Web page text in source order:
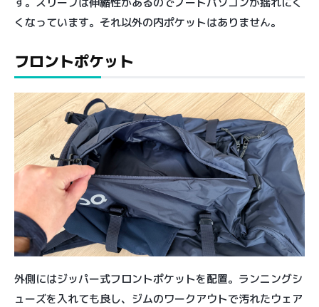
くなっています。それ以外の内ポケットはありません。
フロントポケット
外側にはジッパー式フロントポケットを配置。ランニングシ
ューズを入れても良し、ジムのワークアウトで汚れたウェア